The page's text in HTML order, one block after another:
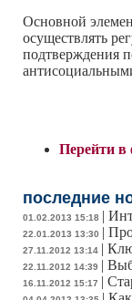
Основной
осуществлять
подтверждения
Перейти в
последние
01.02.2013 15:18 |
22.01.2013 13:30 |
27.11.2012 13:14 |
22.11.2012 14:39 |
16.11.2012 15:17 |